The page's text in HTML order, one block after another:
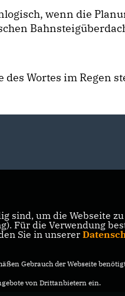
wenn die
Wortes im Regen
sind, um die
Für die Verwendung
Sie in unserer
Gebrauch der Webseite
von Drittanbietern ein.